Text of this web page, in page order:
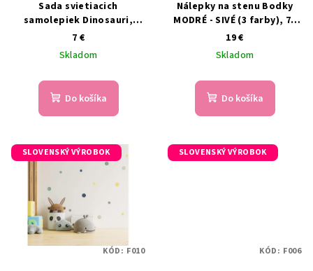
Sada svietiacich
samolepiek Dinosauri,
Maildor
7 €
Skladom
Do košíka
Nálepky na stenu Bodky
MODRÉ - SIVÉ (3 farby), 75
ks
19 €
Skladom
Do košíka
SLOVENSKÝ VÝROBOK
KÓD: F010
SLOVENSKÝ VÝROBOK
KÓD: F006